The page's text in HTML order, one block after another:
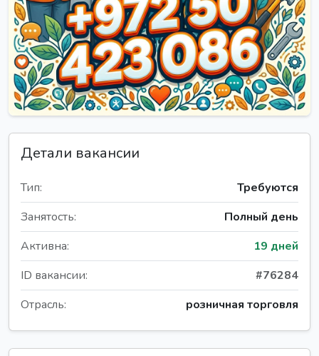
Детали вакансии
Тип:
Требуются
Занятость:
Полный день
Активна:
19 дней
ID вакансии:
#76284
Отрасль:
розничная торговля